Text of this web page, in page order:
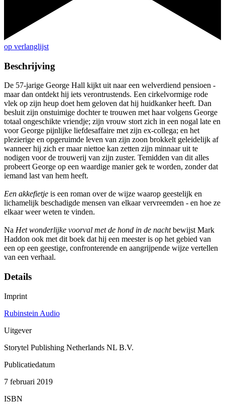
op verlanglijst
Beschrijving
De 57-jarige George Hall kijkt uit naar een welverdiend pensioen -
maar dan ontdekt hij iets verontrustends. Een cirkelvormige rode
vlek op zijn heup doet hem geloven dat hij huidkanker heeft. Dan
besluit zijn onstuimige dochter te trouwen met haar volgens George
totaal ongeschikte vriendje; zijn vrouw stort zich in een nogal late en
voor George pijnlijke liefdesaffaire met zijn ex-collega; en het
plezierige en opgeruimde leven van zijn zoon brokkelt geleidelijk af
wanneer hij zich er maar niettoe kan zetten zijn minnaar uit te
nodigen voor de trouwerij van zijn zuster. Temidden van dit alles
probeert George op een waardige manier gek te worden, zonder dat
iemand last van hem heeft.
Een akkefietje is een roman over de wijze waarop geestelijk en
lichamelijk beschadigde mensen van elkaar vervreemden - en hoe ze
elkaar weer weten te vinden.
Na Het wonderlijke voorval met de hond in de nachtbewijst Mark
Haddon ook met dit boek dat hij een meester is op het gebied van
een op een geestige, confronterende en aangrijpende wijze vertellen
van een verhaal.
Details
Imprint
Rubinstein Audio
Uitgever
Storytel Publishing Netherlands NL B.V.
Publicatiedatum
7 februari 2019
ISBN